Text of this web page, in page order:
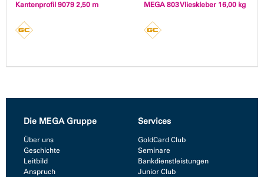
Kantenprofil 9079 2,50 m MEGA 803 Vlieskleber 16,00 kg
Die MEGA Gruppe
Über uns
Geschichte
Leitbild
Anspruch
Services
GoldCard Club
Seminare
Bankdienstleistungen
Junior Club